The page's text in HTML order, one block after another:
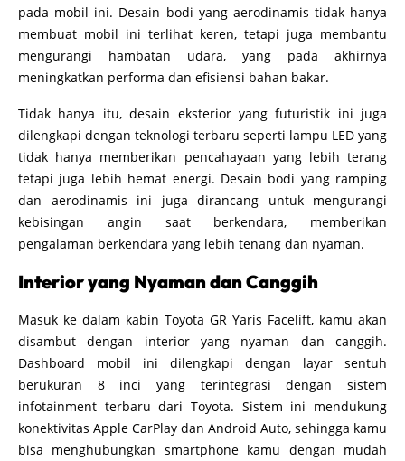
pada mobil ini. Desain bodi yang aerodinamis tidak hanya
membuat mobil ini terlihat keren, tetapi juga membantu
mengurangi hambatan udara, yang pada akhirnya
meningkatkan performa dan efisiensi bahan bakar.
Tidak hanya itu, desain eksterior yang futuristik ini juga
dilengkapi dengan teknologi terbaru seperti lampu LED yang
tidak hanya memberikan pencahayaan yang lebih terang
tetapi juga lebih hemat energi. Desain bodi yang ramping
dan aerodinamis ini juga dirancang untuk mengurangi
kebisingan angin saat berkendara, memberikan
pengalaman berkendara yang lebih tenang dan nyaman.
Interior yang Nyaman dan Canggih
Masuk ke dalam kabin Toyota GR Yaris Facelift, kamu akan
disambut dengan interior yang nyaman dan canggih.
Dashboard mobil ini dilengkapi dengan layar sentuh
berukuran 8 inci yang terintegrasi dengan sistem
infotainment terbaru dari Toyota. Sistem ini mendukung
konektivitas Apple CarPlay dan Android Auto, sehingga kamu
bisa menghubungkan smartphone kamu dengan mudah